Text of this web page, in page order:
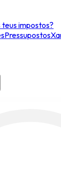
teus impostos?
Pressupostos